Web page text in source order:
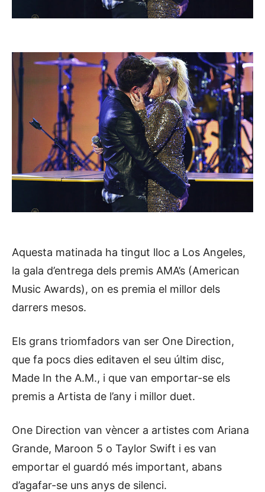
Aquesta matinada ha tingut lloc a Los Angeles,
la gala d’entrega dels premis AMA’s (American
Music Awards), on es premia el millor dels
darrers mesos.
Els grans triomfadors van ser One Direction,
que fa pocs dies editaven el seu últim disc,
Made In the A.M., i que van emportar-se els
premis a Artista de l’any i millor duet.
One Direction van vèncer a artistes com Ariana
Grande, Maroon 5 o Taylor Swift i es van
emportar el guardó més important, abans
d’agafar-se uns anys de silenci.